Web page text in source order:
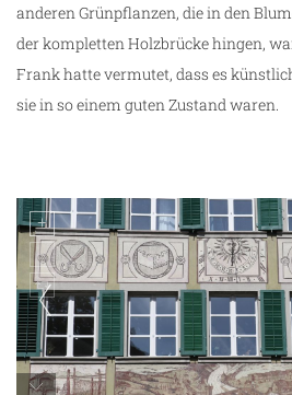
anderen Grünpflanzen, die in den
der kompletten Holzbrücke hingen,
Frank hatte vermutet, dass es
sie in so einem guten Zustand waren.